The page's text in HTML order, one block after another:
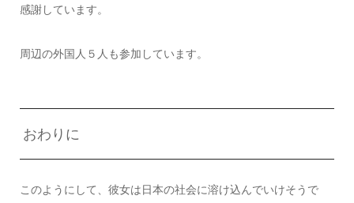
感謝しています。
周辺の外国人５人も参加しています。
おわりに
このようにして、彼女は日本の社会に溶け込んでいけそうで